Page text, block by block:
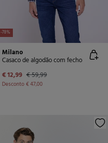
-78%
Milano
Casaco de algodão com fecho
€ 12,99 € 59,99
Desconto€ 47,00